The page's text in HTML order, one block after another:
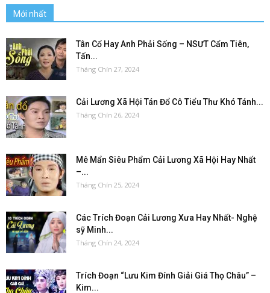
Mới nhất
Tân Cổ Hay Anh Phải Sống – NSƯT Cẩm Tiên,
Tấn...
Tháng Chín 27, 2024
Cải Lương Xã Hội Tán Đổ Cô Tiểu Thư Khó Tánh...
Tháng Chín 26, 2024
Mê Mẩn Siêu Phẩm Cải Lương Xã Hội Hay Nhất
–...
Tháng Chín 25, 2024
Các Trích Đoạn Cải Lương Xưa Hay Nhất- Nghệ
sỹ Minh...
Tháng Chín 24, 2024
Trích Đoạn “Lưu Kim Đính Giải Giá Thọ Châu” –
Kim...